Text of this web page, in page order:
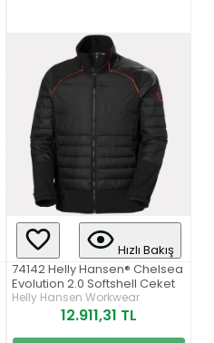
Hızlı Bakış
74142 Helly Hansen® Chelsea
Evolution 2.0 Softshell Ceket
Helly Hansen Workwear
12.911,31 TL